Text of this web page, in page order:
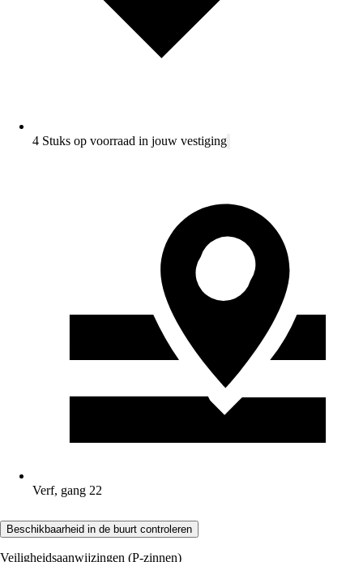
4 Stuks op voorraad in jouw vestiging
Verf, gang 22
Beschikbaarheid in de buurt controleren
Veiligheidsaanwijzingen (P-zinnen)